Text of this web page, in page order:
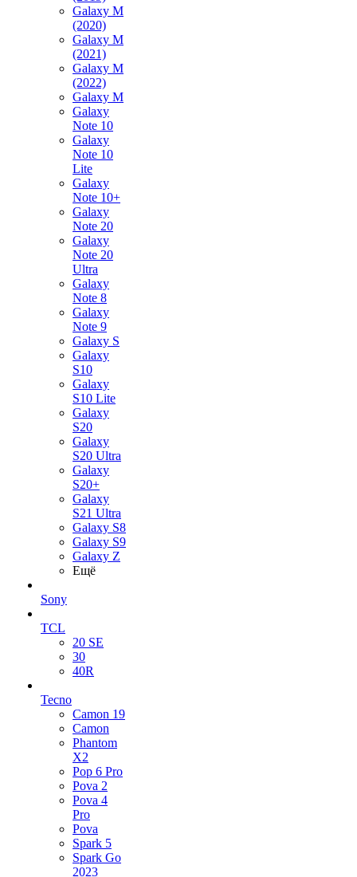
Galaxy M
(2020)
Galaxy M
(2021)
Galaxy M
(2022)
Galaxy M
Galaxy
Note 10
Galaxy
Note 10
Lite
Galaxy
Note 10+
Galaxy
Note 20
Galaxy
Note 20
Ultra
Galaxy
Note 8
Galaxy
Note 9
Galaxy S
Galaxy
S10
Galaxy
S10 Lite
Galaxy
S20
Galaxy
S20 Ultra
Galaxy
S20+
Galaxy
S21 Ultra
Galaxy S8
Galaxy S9
Galaxy Z
Ещё
Sony
TCL
20 SE
30
40R
Tecno
Camon 19
Camon
Phantom
X2
Pop 6 Pro
Pova 2
Pova 4
Pro
Pova
Spark 5
Spark Go
2023